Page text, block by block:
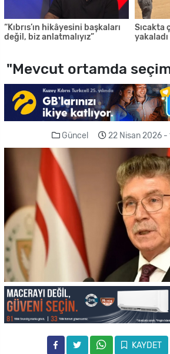
“Kıbrıs’ın hikâyesini başkaları
değil, biz anlatmalıyız”
Sıcakta
yakaladı
"Mevcut ortamda
Güncel 22 Nisan 2026 -
KAYDET